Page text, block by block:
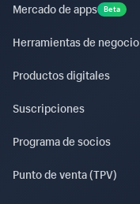
Mercado de apps Beta
Herramientas de negocio
Productos digitales
Suscripciones
Programa de socios
Punto de venta (TPV)